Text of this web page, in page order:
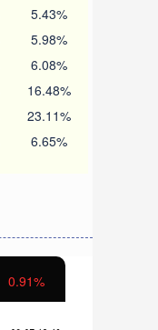
5.43%
5.98%
6.08%
16.48%
23.11%
6.65%
0.92%